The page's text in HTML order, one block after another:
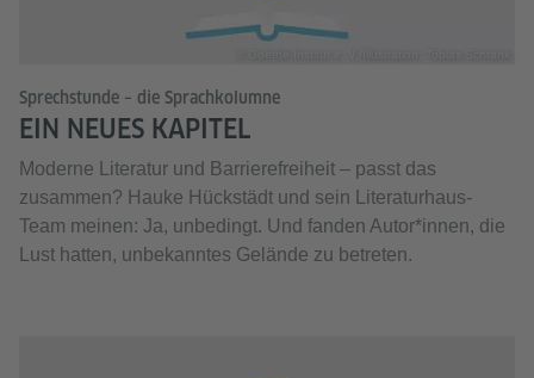
Sprechstunde – die Sprachkolumne
EIN NEUES KAPITEL
Moderne Literatur und Barrierefreiheit – passt das
zusammen? Hauke Hückstädt und sein Literaturhaus-
Team meinen: Ja, unbedingt. Und fanden Autor*innen, die
Lust hatten, unbekanntes Gelände zu betreten.